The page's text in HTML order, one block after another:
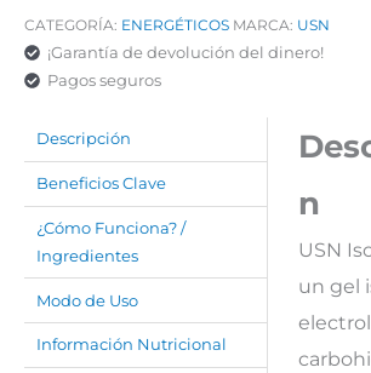
CATEGORÍA: ENERGÉTICOS MARCA: USN
¡Garantía de devolución del dinero!
Pagos seguros
Descripción
Beneficios Clave
¿Cómo Funciona? /
Ingredientes
Modo de Uso
Información Nutricional
n
USN
un gel